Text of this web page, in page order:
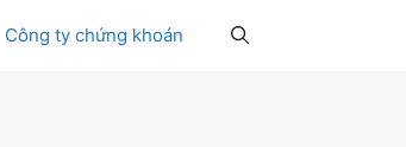
Công ty chứng khoán